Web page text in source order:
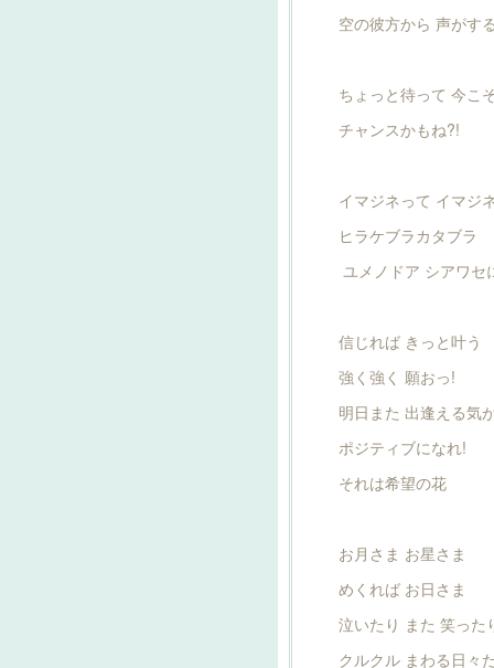
空の彼方から 声がす
ちょっと待って 今こ
チャンスかもね?!
イマジネって イマジ
ヒラケブラカタブラ
ユメノドア シアワセ
信じれば きっと叶う
強く強く 願おっ!
明日また 出逢える気
ポジティブになれ!
それは希望の花
お月さま お星さま
めくれば お日さま
泣いたり また 笑った
クルクル まわる日々